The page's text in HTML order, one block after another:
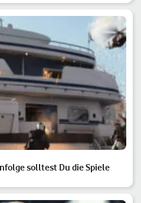
solltest Du die Spiele